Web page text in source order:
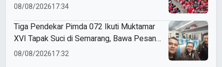
Bawa Harapan untuk Tapak Suci
08/08/202617:34
Tiga Pendekar Pimda 072 Ikuti Muktamar
XVI Tapak Suci di Semarang, Bawa Pesan
Penguatan Kaderisasi
08/08/202617:32